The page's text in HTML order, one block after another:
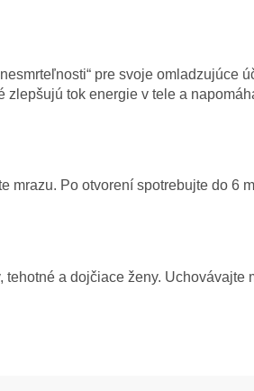
pre svoje omladzujúce
tok energie v tele a
mrazu. Po otvorení spotrebujte do 6
a dojčiace ženy. Uchovávajte